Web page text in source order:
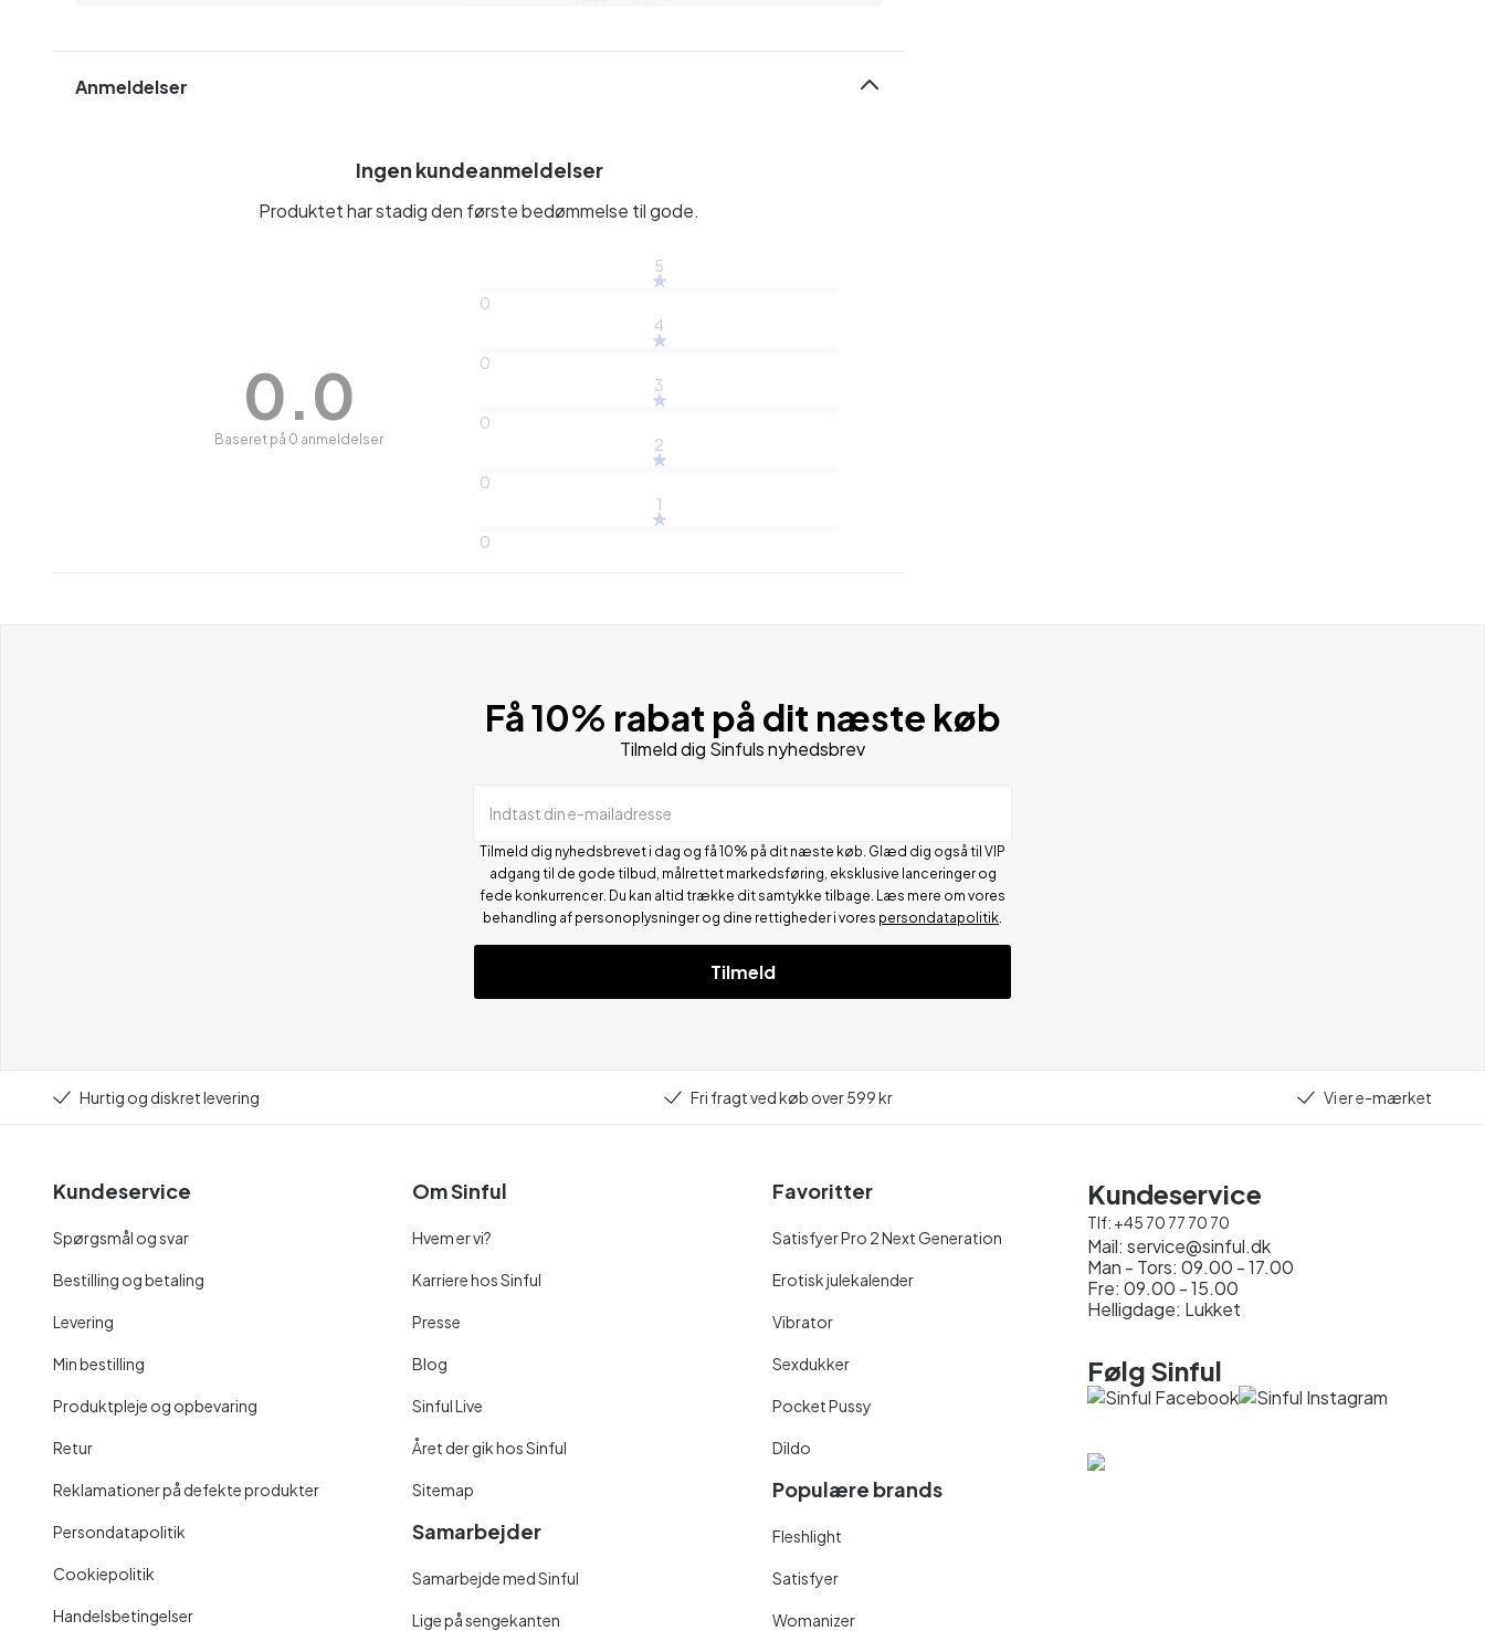
Anmeldelser
Ingen kundeanmeldelser
Produktet har stadig den første bedømmelse til gode.
0.0
Baseret på 0 anmeldelser
5
0
4
0
3
0
2
0
1
0
Få 10% rabat på dit næste køb
Tilmeld dig Sinfuls nyhedsbrev
Indtast din e-mailadresse
Tilmeld dig nyhedsbrevet i dag og få 10% på dit næste køb. Glæd dig også til VIP
adgang til de gode tilbud, målrettet markedsføring, eksklusive lanceringer og
fede konkurrencer. Du kan altid trække dit samtykke tilbage. Læs mere om vores
behandling af personoplysninger og dine rettigheder i vores persondatapolitik
Tilmeld
Hurtig og diskret levering Fri fragt ved køb over 599 kr Vi er e-mærket
Kundeservice
Spørgsmål og svar
Bestilling og betaling
Levering
Min bestilling
Produktpleje og opbevaring
Retur
Reklamationer på defekte produkter
Persondatapolitik
Cookiepolitik
Handelsbetingelser
Om Sinful
Hvem er vi?
Karriere hos Sinful
Presse
Blog
Sinful Live
Året der gik hos Sinful
Sitemap
Samarbejder
Samarbejde med Sinful
Lige på sengekanten
Favoritter
Satisfyer Pro 2 Next Generation
Erotisk julekalender
Vibrator
Sexdukker
Pocket Pussy
Dildo
Populære brands
Fleshlight
Satisfyer
Womanizer
Kundeservice
Tlf: +45 70 77 70 70
Mail: service@sinful.dk
Man - Tors: 09.00 - 17.00
Fre: 09.00 - 15.00
Helligdage: Lukket
Følg Sinful